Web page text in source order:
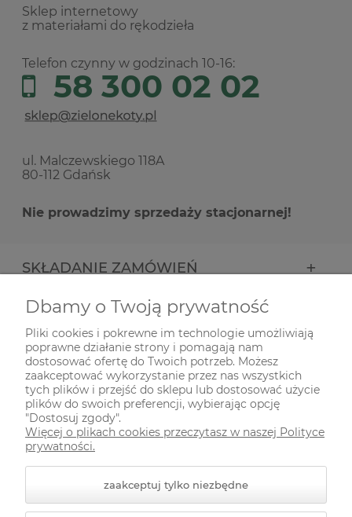
Sklep internetowy
z materiałami do rękodzieła
Telefon czynny w godzinach 10-16:
58 300 02 02
ul. Malczewskiego 118A
80-112 Gdańsk
Nie prowadzimy sprzedaży stacjonarnej!
SKŁADANIE ZAMÓWIEŃ
INFORMACJE
ODWIEDŹ NAS NA
Dbamy o Twoją prywatność
Pliki cookies i pokrewne im technologie umożliwiają
poprawne działanie strony i pomagają nam
dostosować ofertę do Twoich potrzeb. Możesz
zaakceptować wykorzystanie przez nas wszystkich
tych plików i przejść do sklepu lub dostosować użycie
plików do swoich preferencji, wybierając opcję
"Dostosuj zgody".
Więcej o plikach cookies przeczytasz w naszej Polityce
prywatności.
zaakceptuj tylko niezbędne